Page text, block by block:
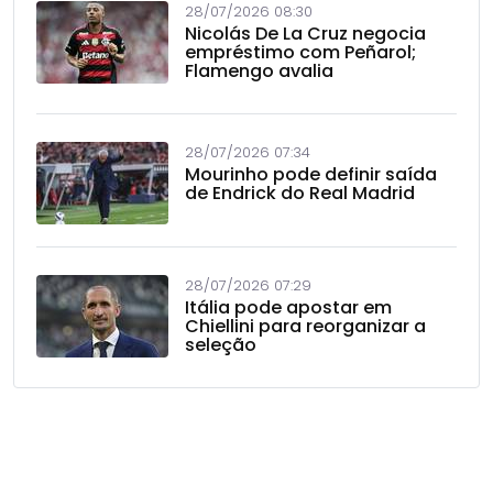
28/07/2026 08:30
Nicolás De La Cruz negocia
empréstimo com Peñarol;
Flamengo avalia
28/07/2026 07:34
Mourinho pode definir saída
de Endrick do Real Madrid
28/07/2026 07:29
Itália pode apostar em
Chiellini para reorganizar a
seleção